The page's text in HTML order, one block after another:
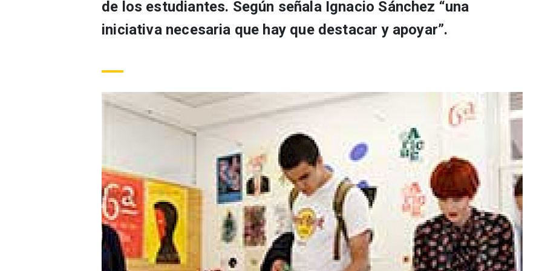
de los estudiantes. Según señala Ignacio Sánchez “una
iniciativa necesaria que hay que destacar y apoyar”.